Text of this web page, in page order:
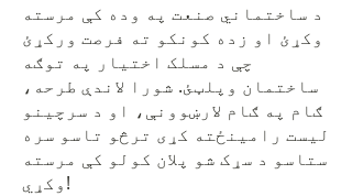
د ساختماني صنعت په وده کې مرسته
وکړئ او زده کونکو ته فرصت ورکړئ
چې د مسلک اختیار په توګه
ساختمان وپلټئ. شورا لاندې طرحه،
ګام په ګام لارښوونې، او د سرچینو
لیست رامینځته کړی ترڅو تاسو سره
ستاسو د سړک شو پلان کولو کې مرسته
وکړي!